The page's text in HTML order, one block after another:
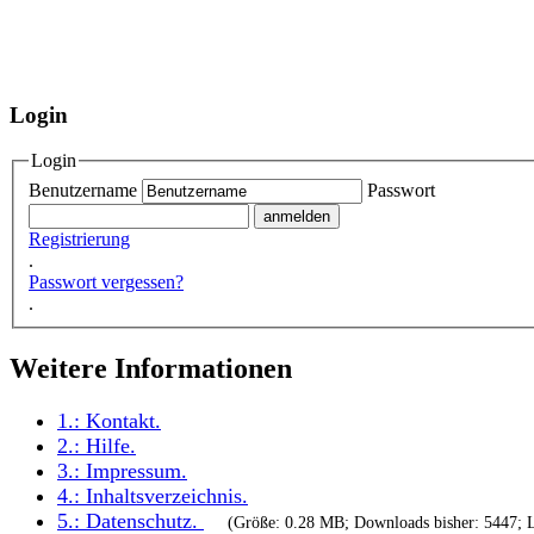
Login
Login
Benutzername
Passwort
Registrierung
.
Passwort vergessen?
.
Weitere Informationen
1.: Kontakt.
2.: Hilfe.
3.: Impressum.
4.: Inhaltsverzeichnis.
5.: Datenschutz. (Größe: 0.28 MB; Downloads bisher: 5447;